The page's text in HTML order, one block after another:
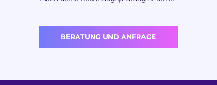
BERATUNG UND ANFRAGE